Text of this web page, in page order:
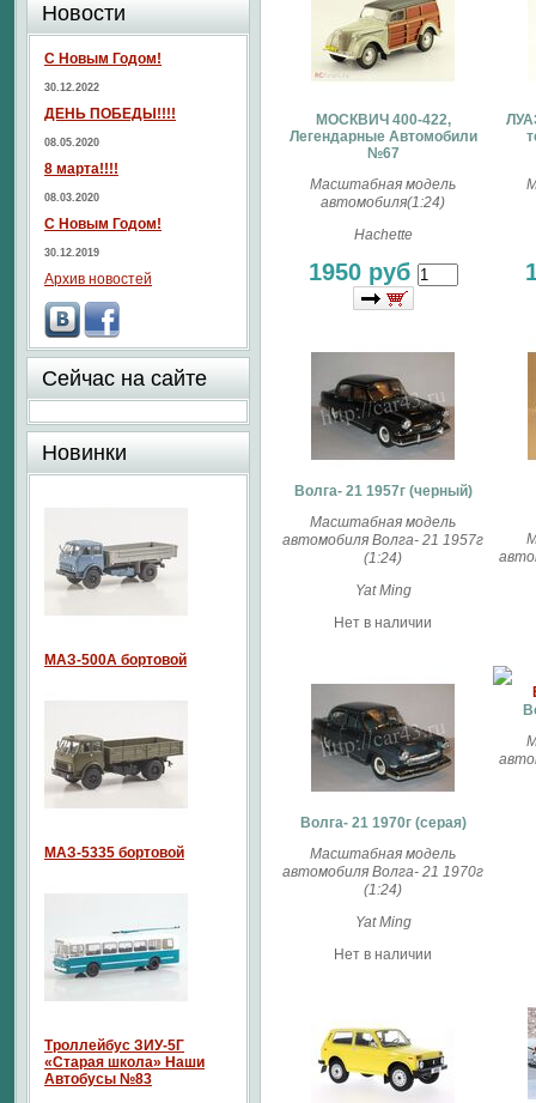
МОСКВИЧ 400-422,
Легендарные Автомобили
№67
Масштабная модель
автомобиля(1:24)
Hachette
1950 руб
Волга- 21 1957г (черный)
Масштабная модель
автомобиля Волга- 21 1957г
(1:24)
Yat Ming
Нет в наличии
Волга- 21 1970г (серая)
Масштабная модель
автомобиля Волга- 21 1970г
(1:24)
Yat Ming
Нет в наличии
Новости
С Новым Годом!
30.12.2022
ДЕНЬ ПОБЕДЫ!!!!
08.05.2020
8 марта!!!!
08.03.2020
С Новым Годом!
30.12.2019
Архив новостей
Сейчас на сайте
Новинки
МАЗ-500А бортовой
МАЗ-5335 бортовой
Троллейбус ЗИУ-5Г
«Старая школа» Наши
Автобусы №83